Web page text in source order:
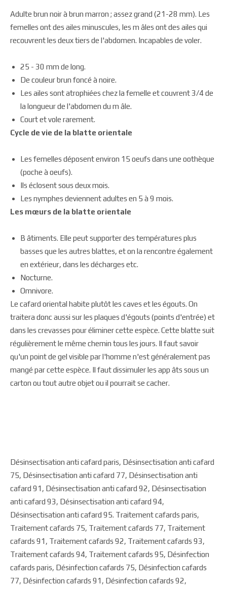
Adulte brun noir à brun marron ; assez grand (21-28 mm). Les
femelles ont des ailes minuscules, les m âles ont des ailes qui
recouvrent les deux tiers de l'abdomen. Incapables de voler.
25 - 30 mm de long.
De couleur brun foncé à noire.
Les ailes sont atrophiées chez la femelle et couvrent 3/4 de
la longueur de l'abdomen du m âle.
Court et vole rarement.
Cycle de vie de la blatte orientale
Les femelles déposent environ 15 oeufs dans une oothèque
(poche à oeufs).
Ils éclosent sous deux mois.
Les nymphes deviennent adultes en 5 à 9 mois.
Les mœurs de la blatte orientale
B âtiments. Elle peut supporter des températures plus
basses que les autres blattes, et on la rencontre également
en extérieur, dans les décharges etc.
Nocturne.
Omnivore.
Le cafard oriental habite plutôt les caves et les égouts. On
traitera donc aussi sur les plaques d'égouts (points d'entrée) et
dans les crevasses pour éliminer cette espèce. Cette blatte suit
régulièrement le même chemin tous les jours. Il faut savoir
qu'un point de gel visible par l'homme n'est généralement pas
mangé par cette espèce. Il faut dissimuler les app âts sous un
carton ou tout autre objet ou il pourrait se cacher.
Désinsectisation anti cafard paris, Désinsectisation anti cafard
75, Désinsectisation anti cafard 77, Désinsectisation anti
cafard 91, Désinsectisation anti cafard 92, Désinsectisation
anti cafard 93, Désinsectisation anti cafard 94,
Désinsectisation anti cafard 95. Traitement cafards paris,
Traitement cafards 75, Traitement cafards 77, Traitement
cafards 91, Traitement cafards 92, Traitement cafards 93,
Traitement cafards 94, Traitement cafards 95, Désinfection
cafards paris, Désinfection cafards 75, Désinfection cafards
77, Désinfection cafards 91, Désinfection cafards 92,